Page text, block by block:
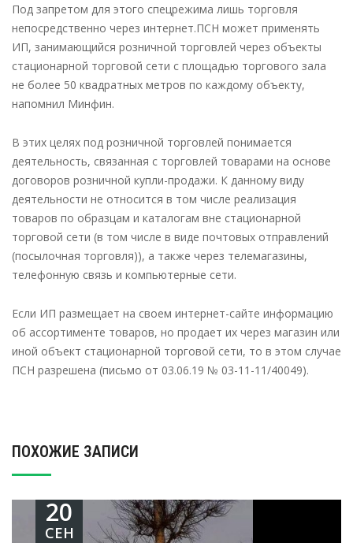
Под запретом для этого спецрежима лишь торговля
непосредственно через интернет.ПСН может применять
ИП, занимающийся розничной торговлей через объекты
стационарной торговой сети с площадью торгового зала
не более 50 квадратных метров по каждому объекту,
напомнил Минфин.
В этих целях под розничной торговлей понимается
деятельность, связанная с торговлей товарами на основе
договоров розничной купли-продажи. К данному виду
деятельности не относится в том числе реализация
товаров по образцам и каталогам вне стационарной
торговой сети (в том числе в виде почтовых отправлений
(посылочная торговля)), а также через телемагазины,
телефонную связь и компьютерные сети.
Если ИП размещает на своем интернет-сайте информацию
об ассортименте товаров, но продает их через магазин или
иной объект стационарной торговой сети, то в этом случае
ПСН разрешена (письмо от 03.06.19 № 03-11-11/40049).
ПОХОЖИЕ ЗАПИСИ
20
СЕН